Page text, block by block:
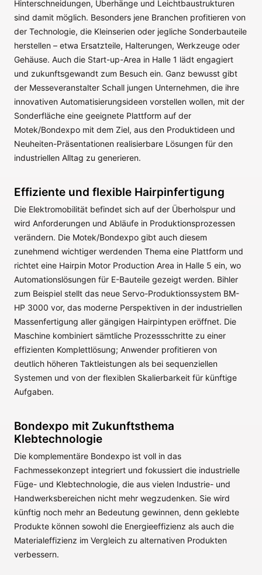
Hinterschneidungen, Überhänge und Leichtbaustrukturen
sind damit möglich. Besonders jene Branchen profitieren von
der Technologie, die Kleinserien oder jegliche Sonderbauteile
herstellen – etwa Ersatzteile, Halterungen, Werkzeuge oder
Gehäuse. Auch die Start-up-Area in Halle 1 lädt engagiert
und zukunftsgewandt zum Besuch ein. Ganz bewusst gibt
der Messeveranstalter Schall jungen Unternehmen, die ihre
innovativen Automatisierungsideen vorstellen wollen, mit der
Sonderfläche eine geeignete Plattform auf der
Motek/Bondexpo mit dem Ziel, aus den Produktideen und
Neuheiten-Präsentationen realisierbare Lösungen für den
industriellen Alltag zu generieren.
Effiziente und flexible Hairpinfertigung
Die Elektromobilität befindet sich auf der Überholspur und
wird Anforderungen und Abläufe in Produktionsprozessen
verändern. Die Motek/Bondexpo gibt auch diesem
zunehmend wichtiger werdenden Thema eine Plattform und
richtet eine Hairpin Motor Production Area in Halle 5 ein, wo
Automationslösungen für E-Bauteile gezeigt werden. Bihler
zum Beispiel stellt das neue Servo-Produktionssystem BM-
HP 3000 vor, das moderne Perspektiven in der industriellen
Massenfertigung aller gängigen Hairpintypen eröffnet. Die
Maschine kombiniert sämtliche Prozessschritte zu einer
effizienten Komplettlösung; Anwender profitieren von
deutlich höheren Taktleistungen als bei sequenziellen
Systemen und von der flexiblen Skalierbarkeit für künftige
Aufgaben.
Bondexpo mit Zukunftsthema
Klebtechnologie
Die komplementäre Bondexpo ist voll in das
Fachmessekonzept integriert und fokussiert die industrielle
Füge- und Klebtechnologie, die aus vielen Industrie- und
Handwerksbereichen nicht mehr wegzudenken. Sie wird
künftig noch mehr an Bedeutung gewinnen, denn geklebte
Produkte können sowohl die Energieeffizienz als auch die
Materialeffizienz im Vergleich zu alternativen Produkten
verbessern.